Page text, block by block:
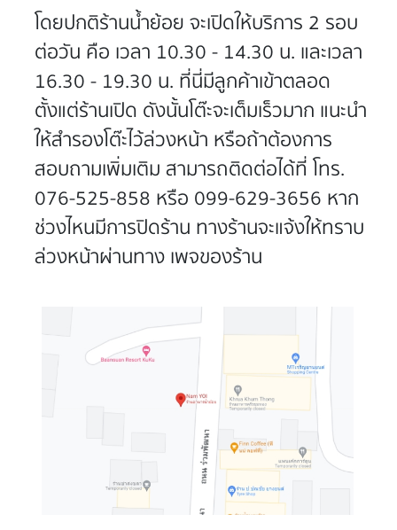
โดยปกติร้านน้ำย้อย จะเปิดให้บริการ 2 รอบ
ต่อวัน คือ เวลา 10.30 - 14.30 น. และเวลา
16.30 - 19.30 น. ที่นี่มีลูกค้าเข้าตลอด
ตั้งแต่ร้านเปิด ดังนั้นโต๊ะจะเต็มเร็วมาก แนะนำ
ให้สำรองโต๊ะไว้ล่วงหน้า หรือถ้าต้องการ
สอบถามเพิ่มเติม สามารถติดต่อได้ที่ โทร.
076-525-858 หรือ 099-629-3656 หาก
ช่วงไหนมีการปิดร้าน ทางร้านจะแจ้งให้ทราบ
ล่วงหน้าผ่านทางเพจของร้าน